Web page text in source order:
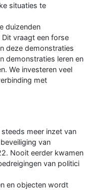
situaties te
duizenden
vraagt een forse
deze demonstraties
demonstraties leren en
We investeren veel
met
meer inzet van
van
Nooit eerder kwamen
van politici
en objecten wordt